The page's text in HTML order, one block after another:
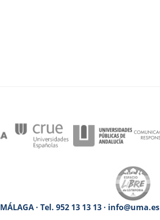
· Tel. 952 13 13 13 · info@uma.es